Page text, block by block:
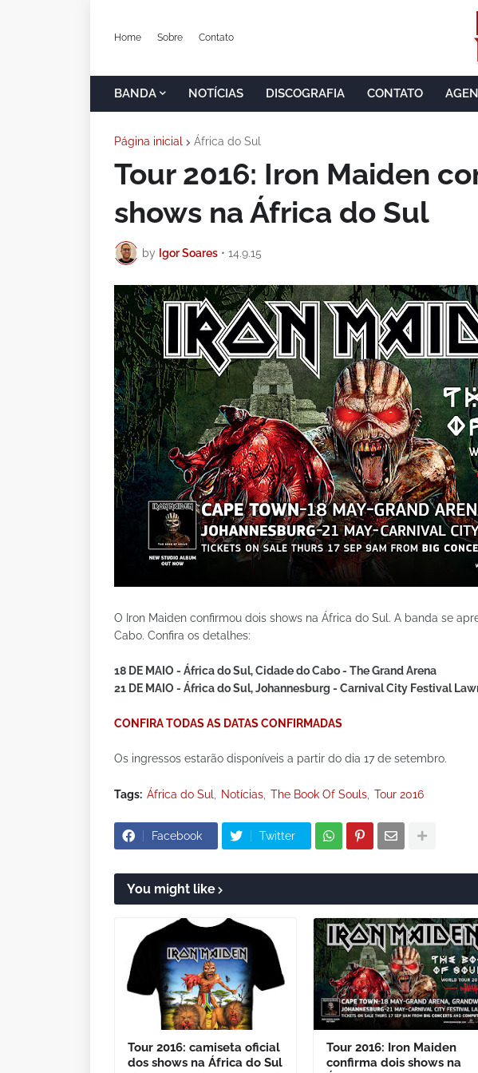
Home Sobre Contato
BANDA NOTÍCIAS DISCOGRAFIA CONTATO
Página inicial África do Sul
Tour 2016: Iron Maiden
shows na África do Sul
by Igor Soares • 14.9.15
O Iron Maiden confirmou dois shows na África do Sul. A banda se
Cabo. Confira os detalhes:
18 DE MAIO - África do Sul, Cidade do Cabo - The Grand Arena
21 DE MAIO - África do Sul, Johannesburg - Carnival City Festival
CONFIRA TODAS AS DATAS CONFIRMADAS
Os ingressos estarão disponíveis a partir do dia 17 de setembro.
Tags: África do Sul Notícias The Book Of Souls Tour 2016
Facebook Twitter
You might like
Tour 2016: camiseta oficial
dos shows na África do Sul
Tour 2016: Iron Maiden
confirma dois shows na